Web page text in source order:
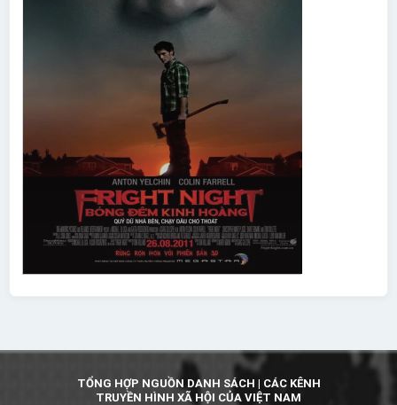
TỔNG HỢP NGUỒN DANH SÁCH | CÁC KÊNH
TRUYỀN HÌNH XÃ HỘI CỦA VIỆT NAM